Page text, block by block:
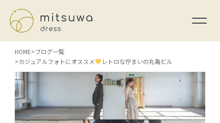
HOME ブログ一覧
カジュアルフォトにオススメ
レトロな佇まいの丸亀ビル